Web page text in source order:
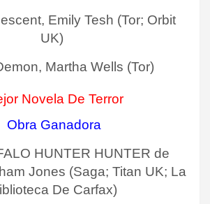
Emily Tesh (Tor; Orbit
UK)
Martha Wells (Tor)
Novela De Terror
Obra Ganadora
HUNTER HUNTER de
Jones (Saga; Titan UK; La
De Carfax)